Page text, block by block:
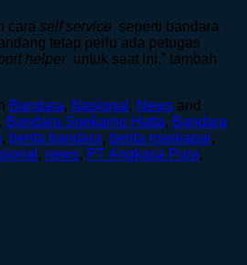
cara self service seperti bandara
tetap perlu ada petugas
helperuntuk saat ini,” tambah
Bandara, Nasional , News and
, Bandara Soekarno Hatta, Bandara
, berita bandara, berita maskapai,
, news, PT Angkasa Pura,